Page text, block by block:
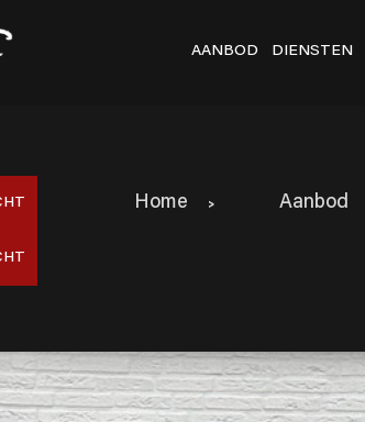
AANBOD DIENSTEN
Home > Aanbod